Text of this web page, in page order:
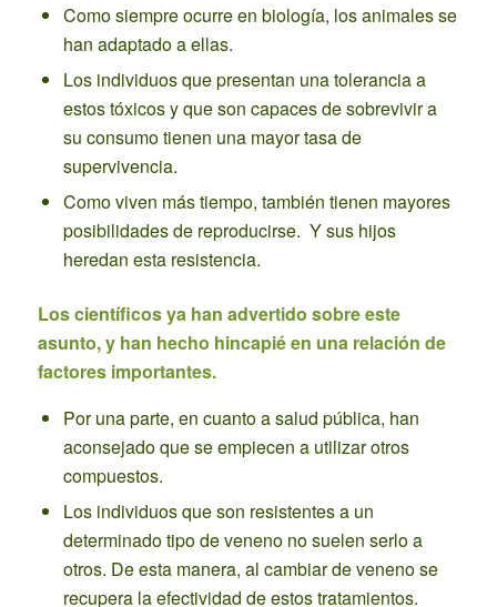
Como siempre ocurre en biología, los animales se
han adaptado a ellas.
Los individuos que presentan una tolerancia a
estos tóxicos y que son capaces de sobrevivir a
su consumo tienen una mayor tasa de
supervivencia.
Como viven más tiempo, también tienen mayores
posibilidades de reproducirse. Y sus hijos
heredan esta resistencia.
Los científicos ya han advertido sobre este
asunto, y han hecho hincapié en una relación de
factores importantes.
Por una parte, en cuanto a salud pública, han
aconsejado que se empiecen a utilizar otros
compuestos.
Los individuos que son resistentes a un
determinado tipo de veneno no suelen serlo a
otros. De esta manera, al cambiar de veneno se
recupera la efectividad de estos tratamientos.